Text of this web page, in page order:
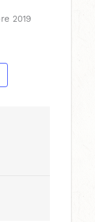
2019